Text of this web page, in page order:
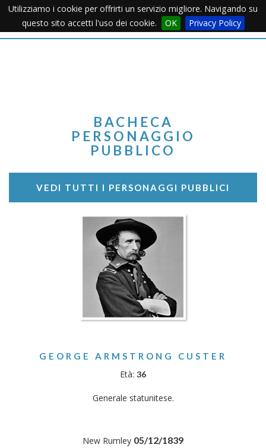
Utilizziamo i cookie per offrirti un servizio migliore. Navigando su
questo sito accetti l'uso dei cookie.
OK Privacy PolicyMenu
BACHECA
PERSONAGGIO
PUBBLICO
VEDI TUTTI I PERSONAGGI PUBBLICI
GEORGE ARMSTRONG CUSTER
Età: 36
Generale statunitese.
New Rumley 05/12/1839